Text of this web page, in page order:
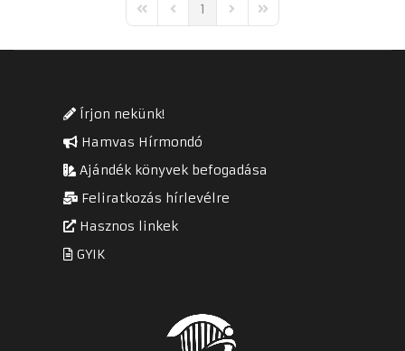
First PagePrevious Page
1 Next PageLast Page
Írjon nekünk!
Hamvas Hírmondó
Ajándék könyvek befogadása
Feliratkozás hírlevélre
Hasznos linkek
GYIK